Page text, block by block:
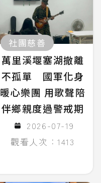
社團慈善
萬里溪堰塞湖撤離
不孤單 國軍化身
暖心樂團 用歌聲陪
伴鄉親度過警戒期
2026-07-19
觀看人次：1413